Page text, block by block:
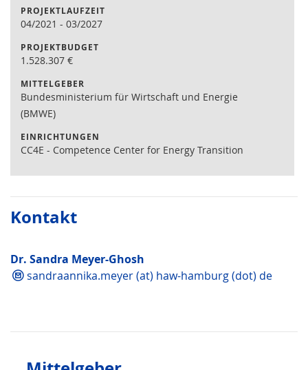
PROJEKTLAUFZEIT
04/2021 - 03/2027
PROJEKTBUDGET
1.528.307 €
MITTELGEBER
Bundesministerium für Wirtschaft und Energie
(BMWE)
EINRICHTUNGEN
CC4E - Competence Center for Energy Transition
Kontakt
Dr. Sandra Meyer-Ghosh
sandraannika.meyer (at) haw-hamburg (dot) de